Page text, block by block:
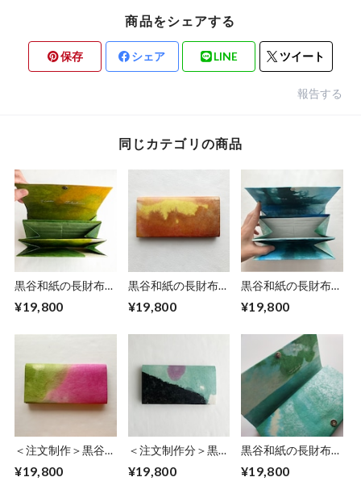
商品をシェアする
保存 シェア LINE ツイート
報告する
同じカテゴリの商品
黒谷和紙の長財布
¥19,800
黒谷和紙の長財布
¥19,800
黒谷和紙の長財布
¥19,800
＜注文制作＞黒谷和
¥19,800
＜注文制作分＞黒谷
様】
¥19,800
黒谷和紙の長財布
¥19,800